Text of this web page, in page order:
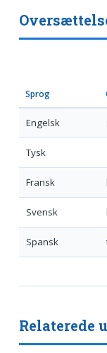
Sprog
Engelsk
Tysk
Fransk
Svensk
Spansk
Relaterede